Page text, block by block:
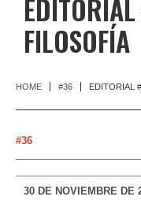
FILOSOFÍA
HOME #36 EDITORIAL
#36
30 DE NOVIEMBRE DE